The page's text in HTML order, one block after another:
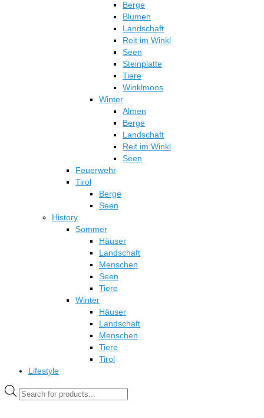
Berge
Blumen
Landschaft
Reit im Winkl
Seen
Steinplatte
Tiere
Winklmoos
Winter
Almen
Berge
Landschaft
Reit im Winkl
Seen
Feuerwehr
Tirol
Berge
Seen
History
Sommer
Häuser
Landschaft
Menschen
Seen
Tiere
Winter
Häuser
Landschaft
Menschen
Tiere
Tirol
Lifestyle
Products
search